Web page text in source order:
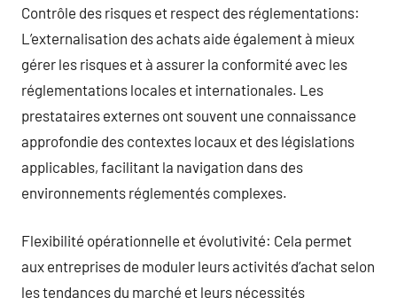
Contrôle des risques et respect des réglementations:
L’externalisation des achats aide également à mieux
gérer les risques et à assurer la conformité avec les
réglementations locales et internationales. Les
prestataires externes ont souvent une connaissance
approfondie des contextes locaux et des législations
applicables, facilitant la navigation dans des
environnements réglementés complexes.
Flexibilité opérationnelle et évolutivité: Cela permet
aux entreprises de moduler leurs activités d’achat selon
les tendances du marché et leurs nécessités